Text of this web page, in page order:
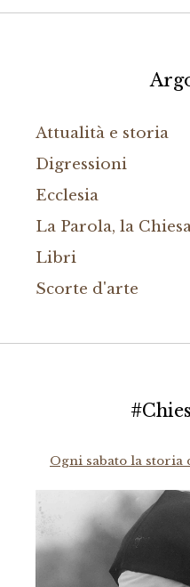
Attualità e storia
Digressioni
Ecclesia
La Parola, la
Libri
Scorte d'arte
Ogni sabato la storia